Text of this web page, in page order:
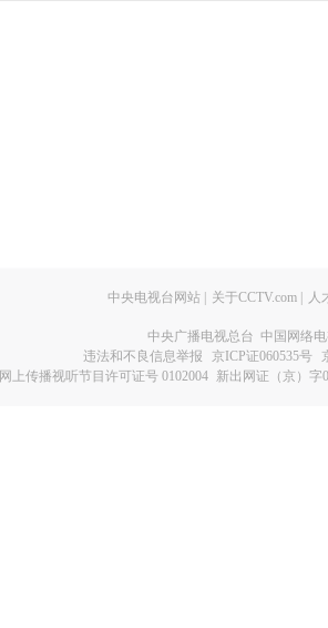
中央电视台网站 关于CCTV.com 人
中央广播电视总台 中国网络
违法和不良信息举报
京ICP证060535号
网上传播视听节目许可证号 0102004 新出网证（京）